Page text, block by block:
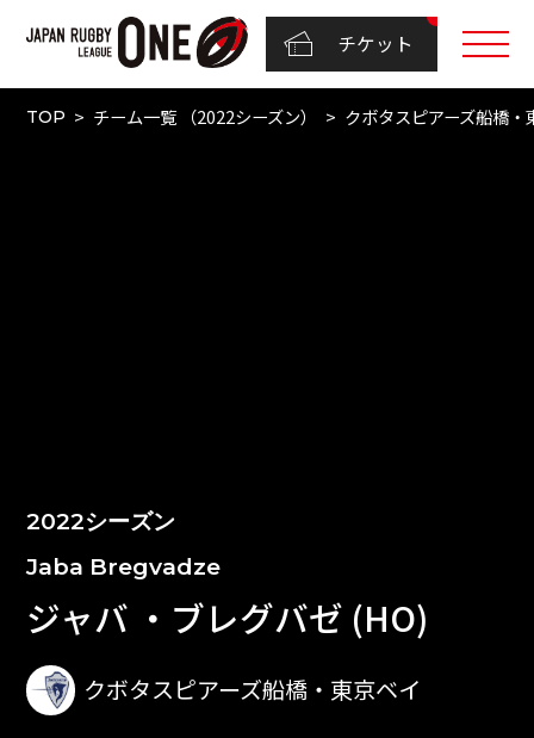
チケット
TOP チーム一覧 （2022シーズン） クボタスピアーズ船橋・
2022シーズン
Jaba Bregvadze
ジャバ ・ブレグバゼ (HO)
クボタスピアーズ船橋・東京ベイ